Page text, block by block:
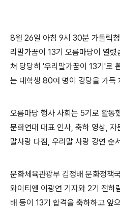
8월 26일 아침 9시 30분 가톨릭
리말가꿈이 13기 오름마당이 열
쳐 당당히 '우리말가꿈이 13기'로
는 대학생 80여 명이 강당을 가득
오름마당 행사 사회는 5기로 활동
문화연대 대표 인사, 축하 영상, 자
말사랑 다짐, 우리말 사랑 강연 순
문화체육관광부 김정배 문화정책
와이티엔 이광연 기자와 2기 전하
배 등이 13기 합격을 축하하고 앞